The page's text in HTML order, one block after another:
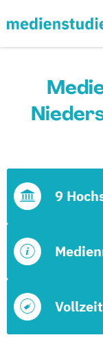
Vollzeit
9